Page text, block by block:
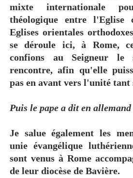
mixte internationale
théologique entre l'Eglise
Eglises orientales
se déroule ici, à Rome,
confions au Seigneur le
rencontre, afin qu'elle
pas en avant vers l'unité tant
Puis le pape a dit en
Je salue également les
unie évangélique
sont venus à Rome
de leur diocèse de Bavière.